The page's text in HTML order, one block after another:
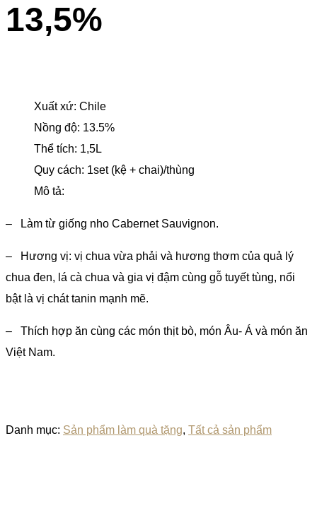
13,5%
Xuất xứ: Chile
Nồng độ: 13.5%
Thể tích: 1,5L
Quy cách: 1set (kệ + chai)/thùng
Mô tả:
– Làm từ giống nho Cabernet Sauvignon.
– Hương vị: vị chua vừa phải và hương thơm của quả lý
chua đen, lá cà chua và gia vị đậm cùng gỗ tuyết tùng, nổi
bật là vị chát tanin mạnh mẽ.
– Thích hợp ăn cùng các món thịt bò, món Âu- Á và món ăn
Việt Nam.
Danh mục: Sản phẩm làm quà tặng, Tất cả sản phẩm